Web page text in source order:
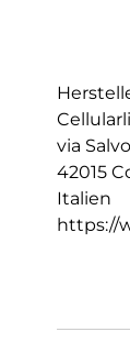
via
42015
Italien
https://